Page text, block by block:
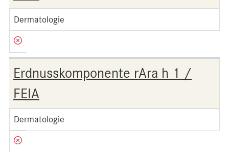
Dermatologie
Erdnusskomponente rAra h 1 /
FEIA
Dermatologie